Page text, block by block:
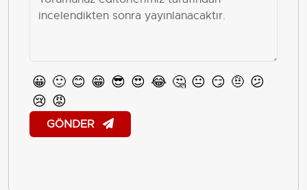
😀 🙂 😊 😁 😎 😍 😂 🤔 😐 😏 🤨 😕
😢 😡
GÖNDER